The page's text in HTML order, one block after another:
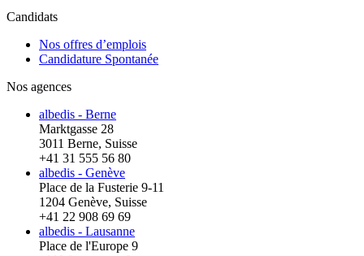
Candidats
Nos offres d’emplois
Candidature Spontanée
Nos agences
albedis - Berne
Marktgasse 28
3011 Berne, Suisse
+41 31 555 56 80
albedis - Genève
Place de la Fusterie 9-11
1204 Genève, Suisse
+41 22 908 69 69
albedis - Lausanne
Place de l'Europe 9